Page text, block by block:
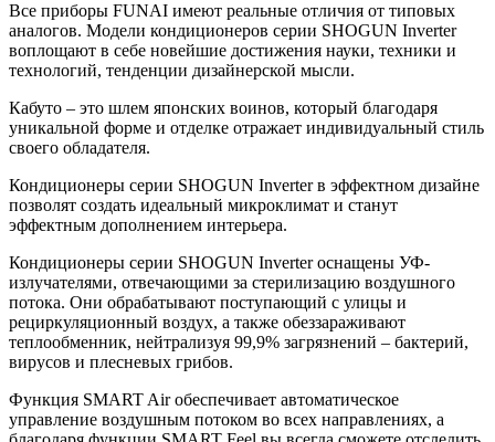
Все приборы FUNAI имеют реальные отличия от типовых
аналогов. Модели кондиционеров серии SHOGUN Inverter
воплощают в себе новейшие достижения науки, техники и
технологий, тенденции дизайнерской мысли.
Кабуто – это шлем японских воинов, который благодаря
уникальной форме и отделке отражает индивидуальный стиль
своего обладателя.
Кондиционеры серии SHOGUN Inverter в эффектном дизайне
позволят создать идеальный микроклимат и станут
эффектным дополнением интерьера.
Кондиционеры серии SHOGUN Inverter оснащены УФ-
излучателями, отвечающими за стерилизацию воздушного
потока. Они обрабатывают поступающий с улицы и
рециркуляционный воздух, а также обеззараживают
теплообменник, нейтрализуя 99,9% загрязнений – бактерий,
вирусов и плесневых грибов.
Функция SMART Air обеспечивает автоматическое
управление воздушным потоком во всех направлениях, а